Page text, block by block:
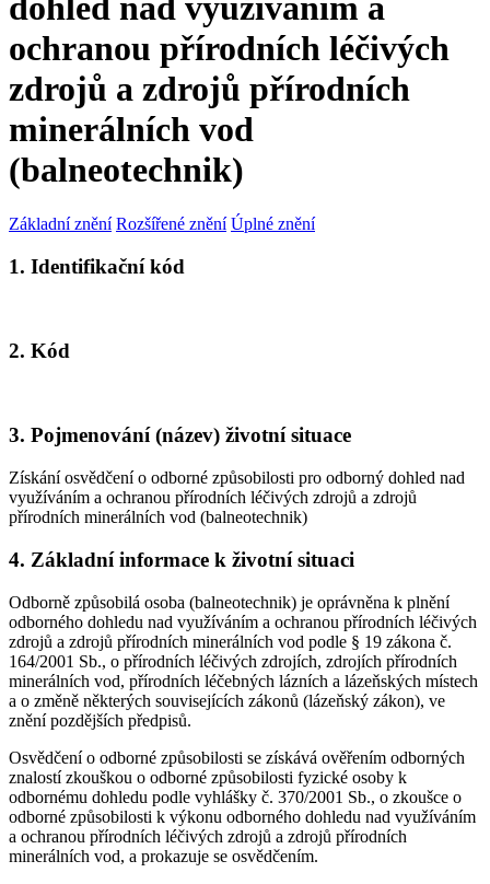
dohled nad využíváním a
ochranou přírodních léčivých
zdrojů a zdrojů přírodních
minerálních vod
(balneotechnik)
Základní znění Rozšířené znění Úplné znění
1. Identifikační kód
2. Kód
3. Pojmenování (název) životní situace
Získání osvědčení o odborné způsobilosti pro odborný dohled nad
využíváním a ochranou přírodních léčivých zdrojů a zdrojů
přírodních minerálních vod (balneotechnik)
4. Základní informace k životní situaci
Odborně způsobilá osoba (balneotechnik) je oprávněna k plnění
odborného dohledu nad využíváním a ochranou přírodních léčivých
zdrojů a zdrojů přírodních minerálních vod podle § 19 zákona č.
164/2001 Sb., o přírodních léčivých zdrojích, zdrojích přírodních
minerálních vod, přírodních léčebných lázních a lázeňských místech
a o změně některých souvisejících zákonů (lázeňský zákon), ve
znění pozdějších předpisů.
Osvědčení o odborné způsobilosti se získává ověřením odborných
znalostí zkouškou o odborné způsobilosti fyzické osoby k
odbornému dohledu podle vyhlášky č. 370/2001 Sb., o zkoušce o
odborné způsobilosti k výkonu odborného dohledu nad využíváním
a ochranou přírodních léčivých zdrojů a zdrojů přírodních
minerálních vod, a prokazuje se osvědčením.